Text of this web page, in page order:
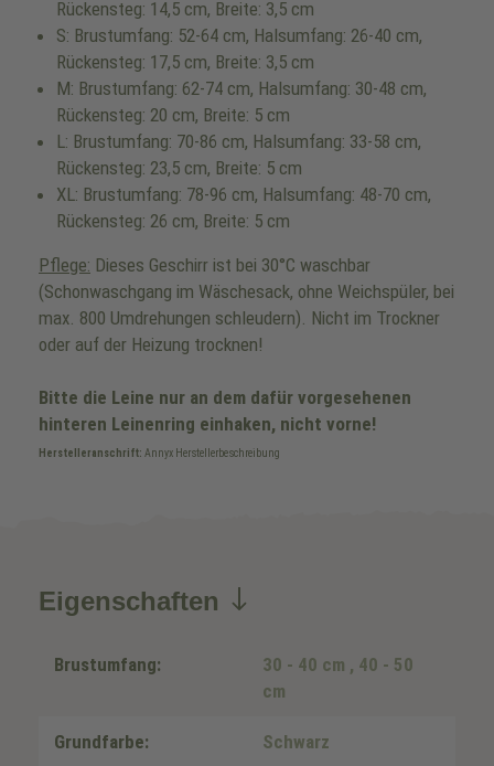
Rückensteg: 14,5 cm, Breite: 3,5 cm
S: Brustumfang: 52-64 cm, Halsumfang: 26-40 cm,
Rückensteg: 17,5 cm, Breite: 3,5 cm
M: Brustumfang: 62-74 cm, Halsumfang: 30-48 cm,
Rückensteg: 20 cm, Breite: 5 cm
L: Brustumfang: 70-86 cm, Halsumfang: 33-58 cm,
Rückensteg: 23,5 cm, Breite: 5 cm
XL: Brustumfang: 78-96 cm, Halsumfang: 48-70 cm,
Rückensteg: 26 cm, Breite: 5 cm
Pflege: Dieses Geschirr ist bei 30°C waschbar
(Schonwaschgang im Wäschesack, ohne Weichspüler, bei
max. 800 Umdrehungen schleudern). Nicht im Trockner
oder auf der Heizung trocknen!
Bitte die Leine nur an dem dafür vorgesehenen
hinteren Leinenring einhaken, nicht vorne!
Herstelleranschrift: Annyx Herstellerbeschreibung
Eigenschaften
Brustumfang: 30 - 40 cm , 40 - 50
cm
Grundfarbe: Schwarz